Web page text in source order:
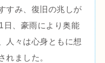
すみ、復旧の兆しが
日、豪雨により奥能
人々は心身ともに想
れました。